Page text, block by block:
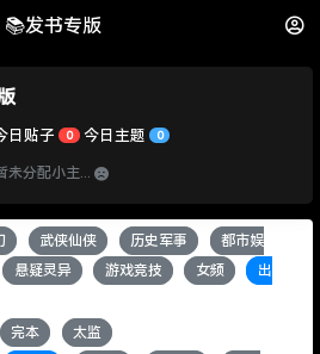
📚发书专版
日贴子 0 今日主题 0
未分配小主...
武侠仙侠 历史军事
都市娱
悬疑灵异 游戏竞技 女频
出
完本 太监